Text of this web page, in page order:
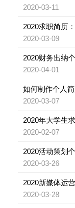
2020-03-11
2020求职简历
2020-03-09
2020财务出纳
2020-04-01
如何制作个人
2020-03-07
2020年大学生
2020-02-07
2020活动策划
2020-03-26
2020新媒体运
2020-03-28